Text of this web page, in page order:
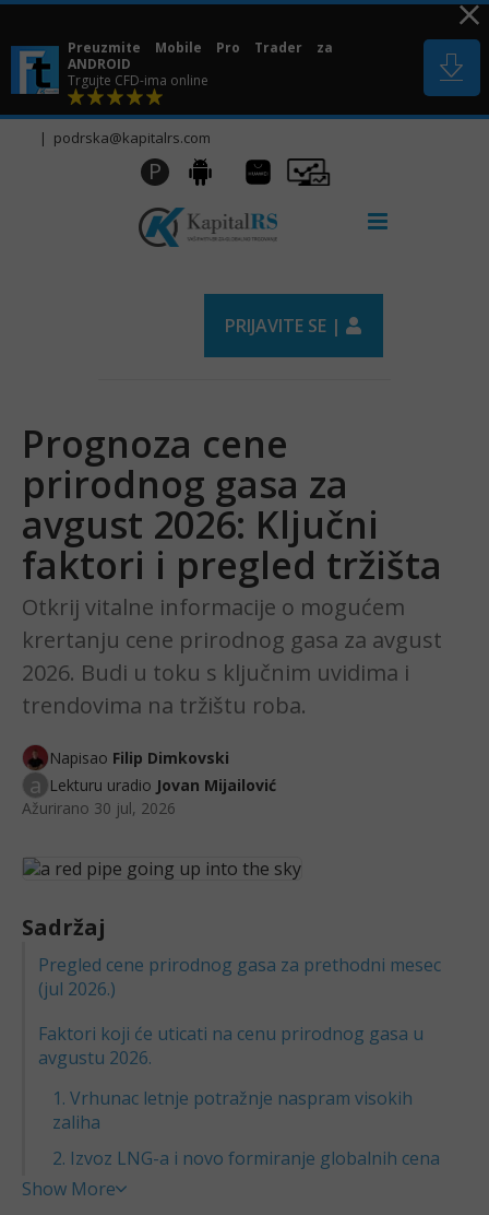
Skip
content Preuzmite Mobile Pro Trader za
ANDROID
Trgujte CFD-ima online
| podrska@kapitalrs.com
P Android
Huawei
AppGallery
Pro
Trader
PRIJAVITE SE |
Prognoza cene
prirodnog gasa za
avgust 2026: Ključni
faktori i pregled tržišta
Otkrij vitalne informacije o mogućem
krertanju cene prirodnog gasa za avgust
2026. Budi u toku s ključnim uvidima i
trendovima na tržištu roba.
Napisao Filip Dimkovski
a Lekturu uradio Jovan Mijailović
Ažurirano 30 jul, 2026
Sadržaj
Pregled cene prirodnog gasa za prethodni mesec
(jul 2026.)
Faktori koji će uticati na cenu prirodnog gasa u
avgustu 2026.
1. Vrhunac letnje potražnje naspram visokih
zaliha
2. Izvoz LNG-a i novo formiranje globalnih cena
Show More